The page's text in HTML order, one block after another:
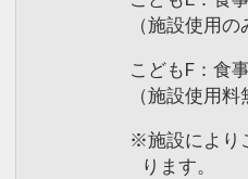
（施設使用の
こどもF：食
（施設使用
※施設により
ります。